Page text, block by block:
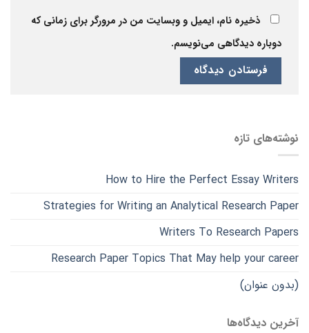
ذخیره نام، ایمیل و وبسایت من در مرورگر برای زمانی که
دوباره دیدگاهی می‌نویسم.
نوشته‌های تازه
How to Hire the Perfect Essay Writers
Strategies for Writing an Analytical Research Paper
Writers To Research Papers
Research Paper Topics That May help your career
(بدون عنوان)
آخرین دیدگاه‌ها